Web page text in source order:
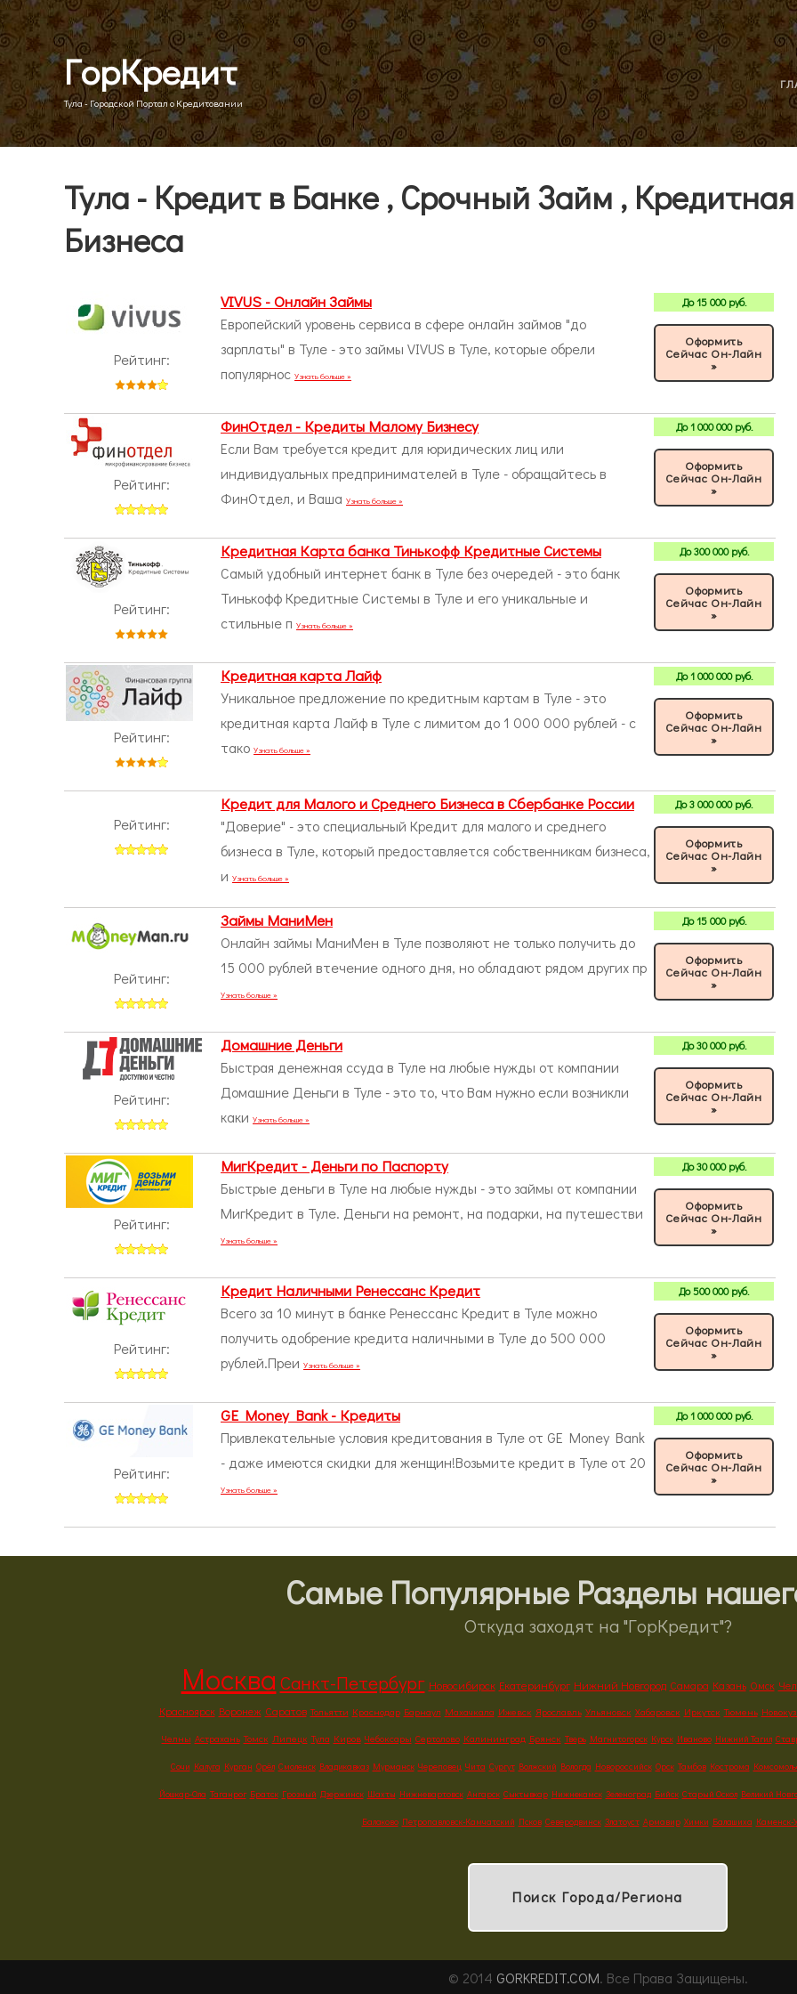
ГорКредит
Тула - Городской Портал о Кредитовании
Тула - Кредит в Банке , Срочный Займ ,
Бизнеса
Рейтинг:
VIVUS - Онлайн Займы
Европейский уровень сервиса в сфере онлайн займов "до
зарплаты" в Туле - это займы VIVUS в Туле, которые обрели
популярнос Узнать больше »
До15 000руб.
Оформить
Сейчас Он-Лайн
»
Рейтинг:
ФинОтдел - Кредиты Малому Бизнесу
Если Вам требуется кредит для юридических лиц или
индивидуальных предпринимателей в Туле - обращайтесь в
ФинОтдел, и Ваша Узнать больше »
До1 000 000руб.
Оформить
Сейчас Он-Лайн
»
Рейтинг:
Кредитная Карта банка Тинькофф Кредитные Системы
Самый удобный интернет банк в Туле без очередей - это банк
Тинькофф Кредитные Системы в Туле и его уникальные и
стильные п Узнать больше »
До300 000руб.
Оформить
Сейчас Он-Лайн
»
Рейтинг:
Кредитная карта Лайф
Уникальное предложение по кредитным картам в Туле - это
кредитная карта Лайф в Туле с лимитом до 1 000 000 рублей - с
тако Узнать больше »
До1 000 000руб.
Оформить
Сейчас Он-Лайн
»
Рейтинг:
Кредит для Малого и Среднего Бизнеса в Сбербанке России
"Доверие" - это специальный Кредит для малого и среднего
бизнеса в Туле, который предоставляется cобственникам бизнеса,
и Узнать больше »
До3 000 000руб.
Оформить
Сейчас Он-Лайн
»
Рейтинг:
Займы МаниМен
Онлайн займы МаниМен в Туле позволяют не только получить до
15 000 рублей втечение одного дня, но обладают рядом других пр
Узнать больше »
До15 000руб.
Оформить
Сейчас Он-Лайн
»
Рейтинг:
Домашние Деньги
Быстрая денежная ссуда в Туле на любые нужды от компании
Домашние Деньги в Туле - это то, что Вам нужно если возникли
каки Узнать больше »
До30 000руб.
Оформить
Сейчас Он-Лайн
»
Рейтинг:
МигКредит - Деньги по Паспорту
Быстрые деньги в Туле на любые нужды - это займы от компании
МигКредит в Туле. Деньги на ремонт, на подарки, на путешестви
Узнать больше »
До30 000руб.
Оформить
Сейчас Он-Лайн
»
Рейтинг:
Кредит Наличными Ренессанс Кредит
Всего за 10 минут в банке Ренессанс Кредит в Туле можно
получить одобрение кредита наличными в Туле до 500 000
рублей.Преи Узнать больше »
До500 000руб.
Оформить
Сейчас Он-Лайн
»
Рейтинг:
GE Money Bank - Кредиты
Привлекательные условия кредитования в Туле от GE Money Bank
- даже имеются скидки для женщин!Возьмите кредит в Туле от 20
Узнать больше »
До1 000 000руб.
Оформить
Сейчас Он-Лайн
»
Самые Популярные Разделы
Откуда заходят на "ГорКредит"?
Москва Санкт-Петербург Новосибирск Екатеринбург Нижний Новгород Самара Казань Омск
Красноярск Воронеж Саратов Тольятти Краснодар Барнаул Махачкала Ижевск Ярославль Ульяновск Хабаровск Иркутск Тюмень
Челны Астрахань Томск Липецк Тула Киров Чебоксары Сертолово Калининград Брянск Тверь Магнитогорск Курск Иваново Нижний Тагил
Сочи Калуга Курган Орёл Смоленск Владикавказ Мурманск Череповец Чита Сургут Волжский Вологда Новороссийск Орск Тамбов Кострома
Йошкар-Ола Таганрог Братск Грозный Дзержинск Шахты Нижневартовск Ангарск Сыктывкар Нижнекамск Зеленоград Бийск Старый Оскол Великий
Балаково Петропавловск-Камчатский Псков Северодвинск Златоуст Армавир Химки Балашиха Каменск-
Поиск Города/Региона
© 2014 GORKREDIT.COM. Все Права Защищены.